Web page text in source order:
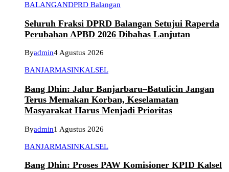
BALANGANDPRD Balangan
Seluruh Fraksi DPRD Balangan Setujui Raperda
Perubahan APBD 2026 Dibahas Lanjutan
Byadmin4 Agustus 2026
BANJARMASINKALSEL
Bang Dhin: Jalur Banjarbaru–Batulicin Jangan
Terus Memakan Korban, Keselamatan
Masyarakat Harus Menjadi Prioritas
Byadmin1 Agustus 2026
BANJARMASINKALSEL
Bang Dhin: Proses PAW Komisioner KPID Kalsel